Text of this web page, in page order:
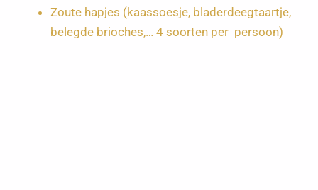
Zoute hapjes (kaassoesje, bladerdeegtaartje,
belegde brioches,… 4 soorten per persoon)